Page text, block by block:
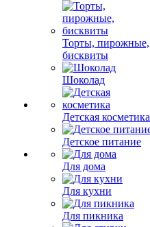
Торты, пирожные,
бисквиты
Шоколад
Детская косметика
Детское питание
Для дома
Для кухни
Для пикника